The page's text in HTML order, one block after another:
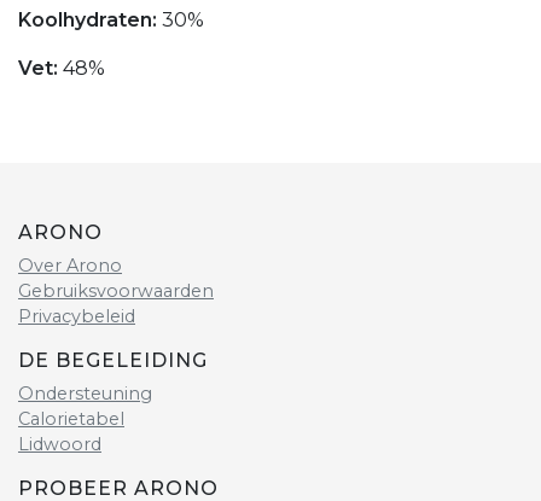
Koolhydraten: 30%
Vet: 48%
ARONO
Over Arono
Gebruiksvoorwaarden
Privacybeleid
DE BEGELEIDING
Ondersteuning
Calorietabel
Lidwoord
PROBEER ARONO